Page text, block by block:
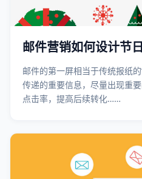
邮件营销如何设计节
邮件的第一屏相当于传统报纸
传递的重要信息，尽量出现重
点击率，提高后续转化……